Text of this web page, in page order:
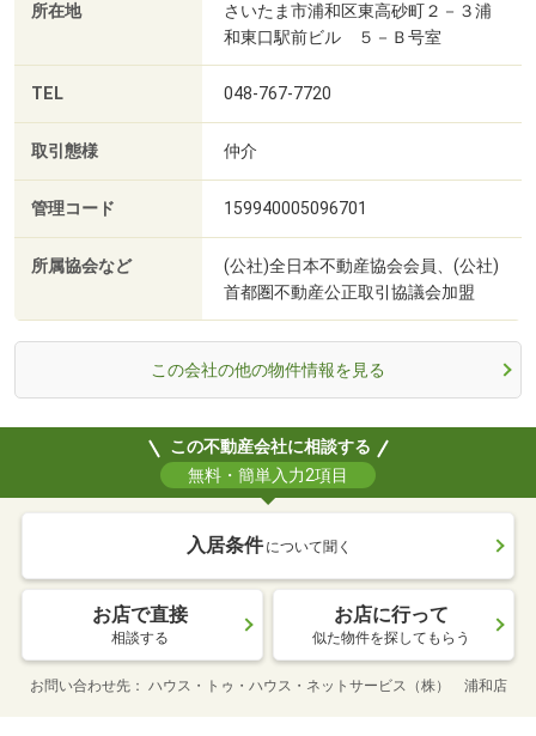
所在地
さいたま市浦和区東高砂町２－３浦
和東口駅前ビル ５－Ｂ号室
TEL 048-767-7720
取引態様 仲介
管理コード 159940005096701
所属協会など
(公社)全日本不動産協会会員、(公社)
首都圏不動産公正取引協議会加盟
この会社の他の物件情報を見る
この不動産会社に相談する
無料・簡単入力2項目
入居条件 について聞く
お店で直接
相談する
お店に行って
似た物件を探してもらう
お問い合わせ先 ハウス・トゥ・ハウス・ネットサービス（株） 浦和店